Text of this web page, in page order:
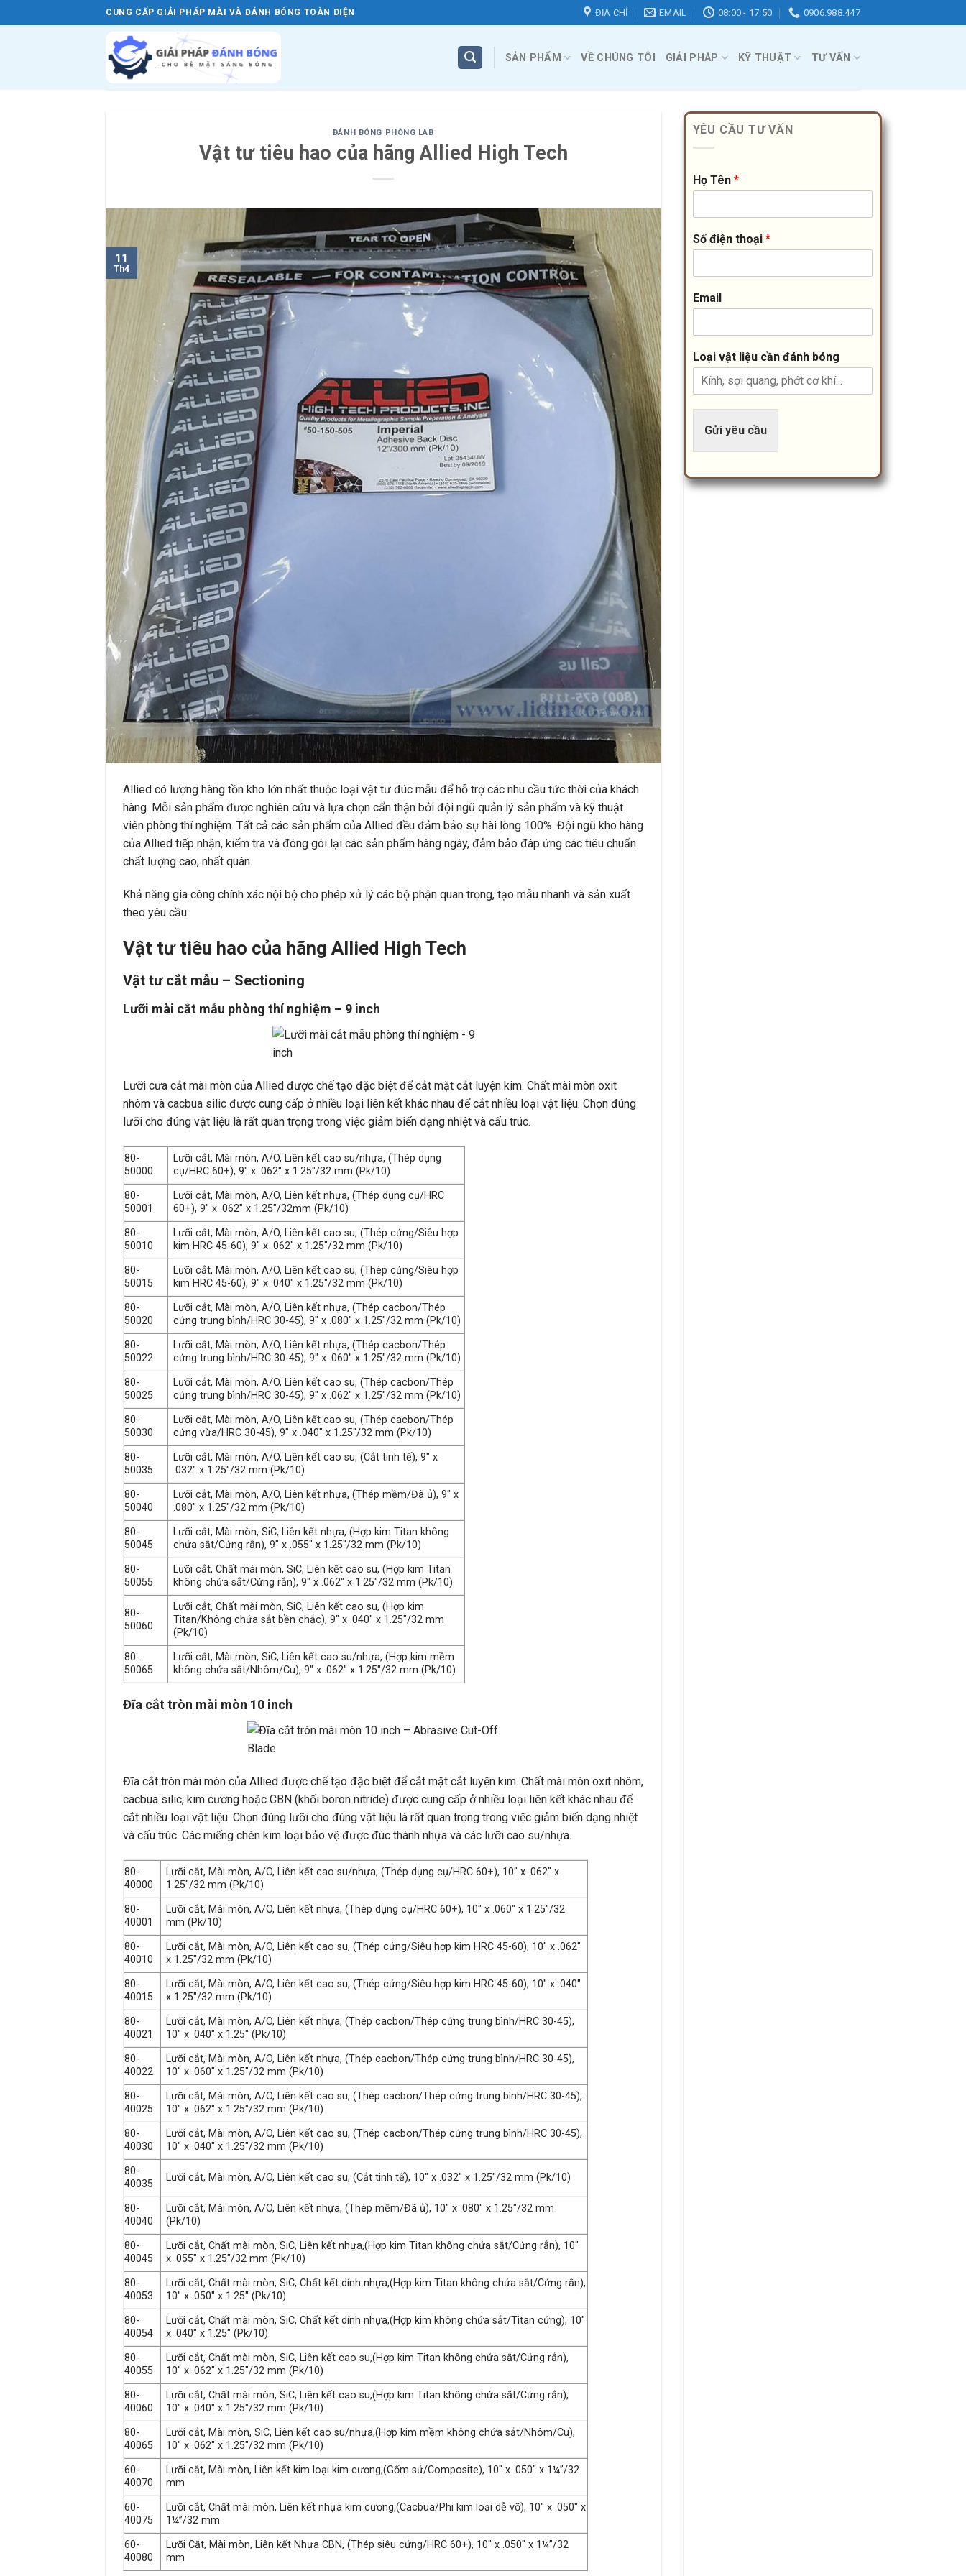
to
CUNG CẤP GIẢI PHÁP MÀI VÀ ĐÁNH BÓNG TOÀN DIỆN ĐỊA CHỈ EMAIL 08:00 - 17:50 0906.988.447
SẢN PHẨM VỀ CHÚNG TÔI GIẢI PHÁP KỸ THUẬT TƯ VẤN
ĐÁNH BÓNG PHÒNG LAB
Vật tư tiêu hao của hãng Allied High Tech
11
Th4
Allied có lượng hàng tồn kho lớn nhất thuộc loại vật tư đúc mẫu để hỗ trợ các nhu cầu tức thời của khách
hàng. Mỗi sản phẩm được nghiên cứu và lựa chọn cẩn thận bởi đội ngũ quản lý sản phẩm và kỹ thuật
viên phòng thí nghiệm. Tất cả các sản phẩm của Allied đều đảm bảo sự hài lòng 100%. Đội ngũ kho hàng
của Allied tiếp nhận, kiểm tra và đóng gói lại các sản phẩm hàng ngày, đảm bảo đáp ứng các tiêu chuẩn
chất lượng cao, nhất quán.
Khả năng gia công chính xác nội bộ cho phép xử lý các bộ phận quan trọng, tạo mẫu nhanh và sản xuất
theo yêu cầu.
Vật tư tiêu hao của hãng Allied High Tech
Vật tư cắt mẫu – Sectioning
Lưỡi mài cắt mẫu phòng thí nghiệm – 9 inch
Lưỡi cưa cắt mài mòn của Allied được chế tạo đặc biệt để cắt mặt cắt luyện kim. Chất mài mòn oxit
nhôm và cacbua silic được cung cấp ở nhiều loại liên kết khác nhau để cắt nhiều loại vật liệu. Chọn đúng
lưỡi cho đúng vật liệu là rất quan trọng trong việc giảm biến dạng nhiệt và cấu trúc.
80-
50000
Lưỡi cắt, Mài mòn, A/O, Liên kết cao su/nhựa, (Thép dụng
cụ/HRC 60+), 9″ x .062″ x 1.25″/32 mm (Pk/10)
80-
50001
Lưỡi cắt, Mài mòn, A/O, Liên kết nhựa, (Thép dụng cụ/HRC
60+), 9″ x .062″ x 1.25″/32mm (Pk/10)
80-
50010
Lưỡi cắt, Mài mòn, A/O, Liên kết cao su, (Thép cứng/Siêu hợp
kim HRC 45-60), 9″ x .062″ x 1.25″/32 mm (Pk/10)
80-
50015
Lưỡi cắt, Mài mòn, A/O, Liên kết cao su, (Thép cứng/Siêu hợp
kim HRC 45-60), 9″ x .040″ x 1.25″/32 mm (Pk/10)
80-
50020
Lưỡi cắt, Mài mòn, A/O, Liên kết nhựa, (Thép cacbon/Thép
cứng trung bình/HRC 30-45), 9″ x .080″ x 1.25″/32 mm (Pk/10)
80-
50022
Lưỡi cắt, Mài mòn, A/O, Liên kết nhựa, (Thép cacbon/Thép
cứng trung bình/HRC 30-45), 9″ x .060″ x 1.25″/32 mm (Pk/10)
80-
50025
Lưỡi cắt, Mài mòn, A/O, Liên kết cao su, (Thép cacbon/Thép
cứng trung bình/HRC 30-45), 9″ x .062″ x 1.25″/32 mm (Pk/10)
80-
50030
Lưỡi cắt, Mài mòn, A/O, Liên kết cao su, (Thép cacbon/Thép
cứng vừa/HRC 30-45), 9″ x .040″ x 1.25″/32 mm (Pk/10)
80-
50035
Lưỡi cắt, Mài mòn, A/O, Liên kết cao su, (Cắt tinh tế), 9″ x
.032″ x 1.25″/32 mm (Pk/10)
80-
50040
Lưỡi cắt, Mài mòn, A/O, Liên kết nhựa, (Thép mềm/Đã ủ), 9″ x
.080″ x 1.25″/32 mm (Pk/10)
80-
50045
Lưỡi cắt, Mài mòn, SiC, Liên kết nhựa, (Hợp kim Titan không
chứa sắt/Cứng rắn), 9″ x .055″ x 1.25″/32 mm (Pk/10)
80-
50055
Lưỡi cắt, Chất mài mòn, SiC, Liên kết cao su, (Hợp kim Titan
không chứa sắt/Cứng rắn), 9″ x .062″ x 1.25″/32 mm (Pk/10)
80-
50060
Lưỡi cắt, Chất mài mòn, SiC, Liên kết cao su, (Hợp kim
Titan/Không chứa sắt bền chắc), 9″ x .040″ x 1.25″/32 mm
(Pk/10)
80-
50065
Lưỡi cắt, Mài mòn, SiC, Liên kết cao su/nhựa, (Hợp kim mềm
không chứa sắt/Nhôm/Cu), 9″ x .062″ x 1.25″/32 mm (Pk/10)
Đĩa cắt tròn mài mòn 10 inch
Đĩa cắt tròn mài mòn của Allied được chế tạo đặc biệt để cắt mặt cắt luyện kim. Chất mài mòn oxit nhôm,
cacbua silic, kim cương hoặc CBN (khối boron nitride) được cung cấp ở nhiều loại liên kết khác nhau để
cắt nhiều loại vật liệu. Chọn đúng lưỡi cho đúng vật liệu là rất quan trọng trong việc giảm biến dạng nhiệt
và cấu trúc. Các miếng chèn kim loại bảo vệ được đúc thành nhựa và các lưỡi cao su/nhựa.
80-
40000
Lưỡi cắt, Mài mòn, A/O, Liên kết cao su/nhựa, (Thép dụng cụ/HRC 60+), 10″ x .062″ x
1.25″/32 mm (Pk/10)
80-
40001
Lưỡi cắt, Mài mòn, A/O, Liên kết nhựa, (Thép dụng cụ/HRC 60+), 10″ x .060″ x 1.25″/32
mm (Pk/10)
80-
40010
Lưỡi cắt, Mài mòn, A/O, Liên kết cao su, (Thép cứng/Siêu hợp kim HRC 45-60), 10″ x .062″
x 1.25″/32 mm (Pk/10)
80-
40015
Lưỡi cắt, Mài mòn, A/O, Liên kết cao su, (Thép cứng/Siêu hợp kim HRC 45-60), 10″ x .040″
x 1.25″/32 mm (Pk/10)
80-
40021
Lưỡi cắt, Mài mòn, A/O, Liên kết nhựa, (Thép cacbon/Thép cứng trung bình/HRC 30-45),
10″ x .040″ x 1.25″ (Pk/10)
80-
40022
Lưỡi cắt, Mài mòn, A/O, Liên kết nhựa, (Thép cacbon/Thép cứng trung bình/HRC 30-45),
10″ x .060″ x 1.25″/32 mm (Pk/10)
80-
40025
Lưỡi cắt, Mài mòn, A/O, Liên kết cao su, (Thép cacbon/Thép cứng trung bình/HRC 30-45),
10″ x .062″ x 1.25″/32 mm (Pk/10)
80-
40030
Lưỡi cắt, Mài mòn, A/O, Liên kết cao su, (Thép cacbon/Thép cứng trung bình/HRC 30-45),
10″ x .040″ x 1.25″/32 mm (Pk/10)
80-
40035
Lưỡi cắt, Mài mòn, A/O, Liên kết cao su, (Cắt tinh tế), 10″ x .032″ x 1.25″/32 mm (Pk/10)
80-
40040
Lưỡi cắt, Mài mòn, A/O, Liên kết nhựa, (Thép mềm/Đã ủ), 10″ x .080″ x 1.25″/32 mm
(Pk/10)
80-
40045
Lưỡi cắt, Chất mài mòn, SiC, Liên kết nhựa,(Hợp kim Titan không chứa sắt/Cứng rắn), 10″
x .055″ x 1.25″/32 mm (Pk/10)
80-
40053
Lưỡi cắt, Chất mài mòn, SiC, Chất kết dính nhựa,(Hợp kim Titan không chứa sắt/Cứng rắn),
10″ x .050″ x 1.25″ (Pk/10)
80-
40054
Lưỡi cắt, Chất mài mòn, SiC, Chất kết dính nhựa,(Hợp kim không chứa sắt/Titan cứng), 10″
x .040″ x 1.25″ (Pk/10)
80-
40055
Lưỡi cắt, Chất mài mòn, SiC, Liên kết cao su,(Hợp kim Titan không chứa sắt/Cứng rắn),
10″ x .062″ x 1.25″/32 mm (Pk/10)
80-
40060
Lưỡi cắt, Chất mài mòn, SiC, Liên kết cao su,(Hợp kim Titan không chứa sắt/Cứng rắn),
10″ x .040″ x 1.25″/32 mm (Pk/10)
80-
40065
Lưỡi cắt, Mài mòn, SiC, Liên kết cao su/nhựa,(Hợp kim mềm không chứa sắt/Nhôm/Cu),
10″ x .062″ x 1.25″/32 mm (Pk/10)
60-
40070
Lưỡi cắt, Mài mòn, Liên kết kim loại kim cương,(Gốm sứ/Composite), 10″ x .050″ x 1¼”/32 ​​
mm
60-
40075
Lưỡi cắt, Chất mài mòn, Liên kết nhựa kim cương,(Cacbua/Phi kim loại dễ vỡ), 10″ x .050″ x
1¼”/32 ​​mm
60-
40080
Lưỡi Cắt, Mài mòn, Liên kết Nhựa CBN, (Thép siêu cứng/HRC 60+), 10″ x .050″ x 1¼”/32 ​​
mm
YÊU CẦU TƯ VẤN
Họ Tên *
Số điện thoại *
Email
Loại vật liệu cần đánh bóng
Gửi yêu cầu